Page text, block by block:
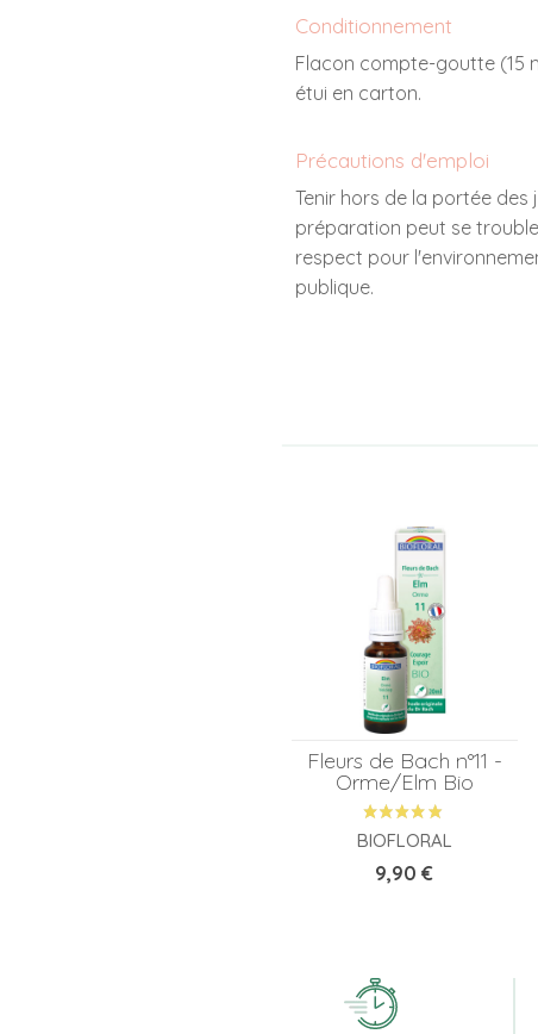
Conditionnement
Flacon compte-goutte (15
étui en carton.
Précautions d'emploi
Tenir hors de la portée des
préparation peut se
respect pour
publique.
Fleurs de Bach n°11 -
Orme/Elm Bio
BIOFLORAL
Prix
9,90 €